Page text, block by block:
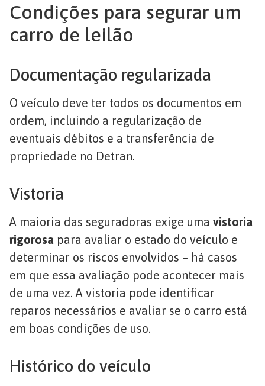
Condições para segurar um
carro de leilão
Documentação regularizada
O veículo deve ter todos os documentos em
ordem, incluindo a regularização de
eventuais débitos e a transferência de
propriedade no Detran.
Vistoria
A maioria das seguradoras exige uma vistoria
rigorosa para avaliar o estado do veículo e
determinar os riscos envolvidos – há casos
em que essa avaliação pode acontecer mais
de uma vez. A vistoria pode identificar
reparos necessários e avaliar se o carro está
em boas condições de uso.
Histórico do veículo